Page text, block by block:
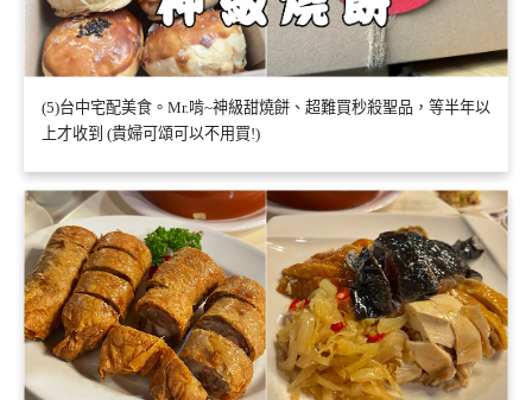
(5)台中宅配美食。Mr.啃~神級甜燒餅、超難買秒殺聖品，等半年以
上才收到 (貴婦可頌可以不用買!)